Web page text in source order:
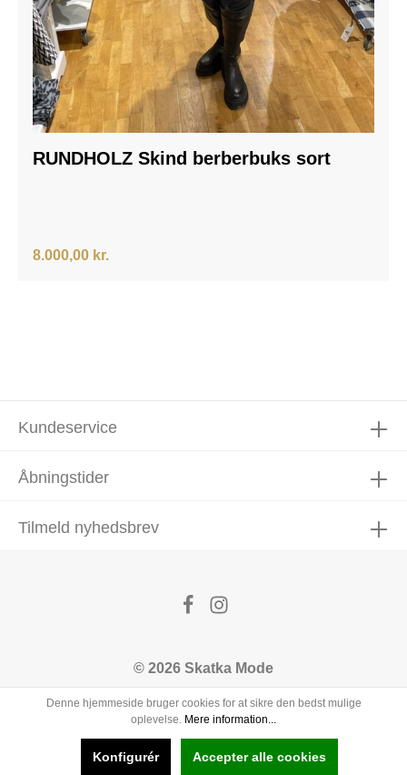
RUNDHOLZ Skind berberbuks sort
8.000,00 kr.
Tilmeld nyhedsbrev
Åbningstider
Kundeservice
© 2026 Skatka Mode
Denne hjemmeside bruger cookies for at sikre den bedst mulige
oplevelse. Mere information...
Konfigurér Accepter alle cookies